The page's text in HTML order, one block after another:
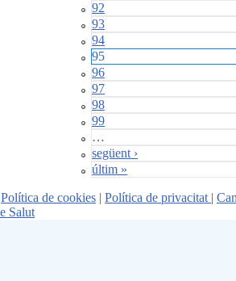
92
93
94
95
96
97
98
99
…
següent ›
últim »
Política de cookies | Política de privacitat |